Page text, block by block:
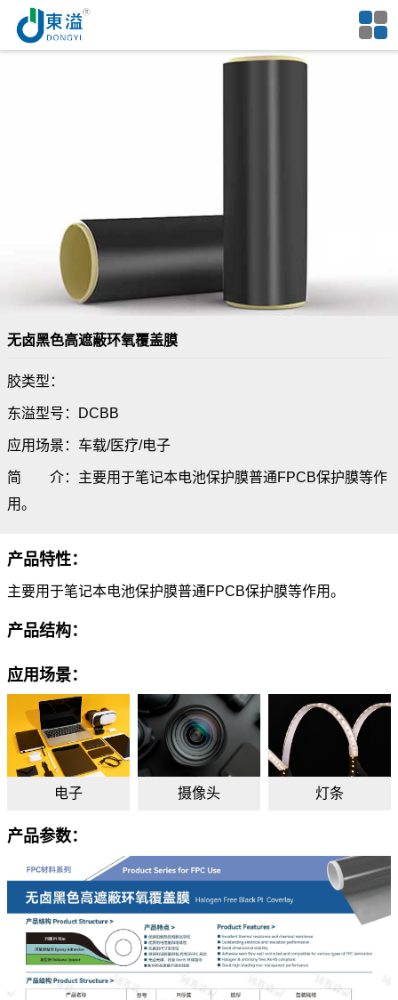
无卤黑色高遮蔽环氧覆盖膜
胶类型：
东溢型号：DCBB
应用场景：车载/医疗/电子
简 介：主要用于笔记本电池保护膜普通FPCB保护膜等作
用。
产品特性：
主要用于笔记本电池保护膜普通FPCB保护膜等作用。
产品结构：
应用场景：
电子 摄像头 灯条
产品参数：